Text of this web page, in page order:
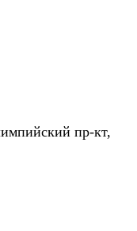
пр-кт,